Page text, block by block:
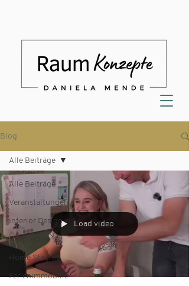
Blog
Alle Beiträge
Veranstaltungen
Interior Design
Newsletter
Home Staging
Ferienimmobilie
Alle Beiträge
Load video